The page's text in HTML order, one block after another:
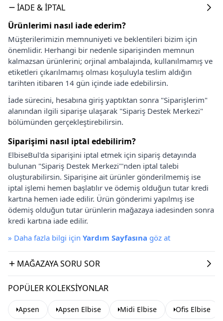
İADE & İPTAL
Ürünlerimi nasıl iade ederim?
Müşterilerimizin memnuniyeti ve beklentileri bizim için
önemlidir. Herhangi bir nedenle siparişinden memnun
kalmazsan ürünlerini; orjinal ambalajında, kullanılmamış ve
etiketleri çıkarılmamış olması koşuluyla teslim aldığın
tarihten itibaren 14 gün içinde iade edebilirsin.
İade sürecini, hesabına giriş yaptıktan sonra "Siparişlerim"
alanından ilgili siparişe ulaşarak "Sipariş Destek Merkezi"
bölümünden gerçekleştirebilirsin.
Siparişimi nasıl iptal edebilirim?
ElbiseBul'da siparişini iptal etmek için sipariş detayında
bulunan "Sipariş Destek Merkezi"'nden iptal talebi
oluşturabilirsin. Siparişine ait ürünler gönderilmemiş ise
iptal işlemi hemen başlatılır ve ödemiş olduğun tutar kredi
kartına hemen iade edilir. Ürün gönderimi yapılmış ise
ödemiş olduğun tutar ürünlerin mağazaya iadesinden sonra
kredi kartına iade edilir.
» Daha fazla bilgi için Yardım Sayfasına göz at
MAĞAZAYA SORU SOR
POPÜLER KOLEKSIYONLAR
Apsen Apsen Elbise Midi Elbise Ofis Elbise